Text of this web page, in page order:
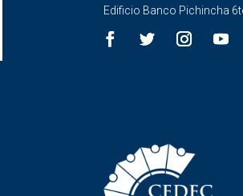
Edificio Banco Pichincha